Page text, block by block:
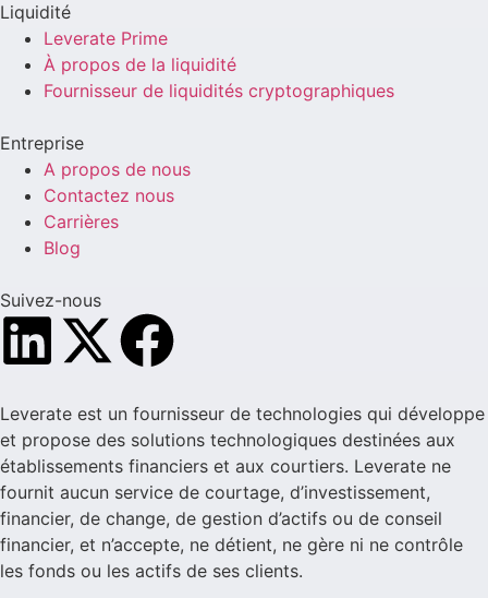
Liquidité
Leverate Prime
À propos de la liquidité
Fournisseur de liquidités cryptographiques
Entreprise
A propos de nous
Contactez nous
Carrières
Blog
Suivez-nous
Leverate est un fournisseur de technologies qui développe
et propose des solutions technologiques destinées aux
établissements financiers et aux courtiers. Leverate ne
fournit aucun service de courtage, d’investissement,
financier, de change, de gestion d’actifs ou de conseil
financier, et n’accepte, ne détient, ne gère ni ne contrôle
les fonds ou les actifs de ses clients.